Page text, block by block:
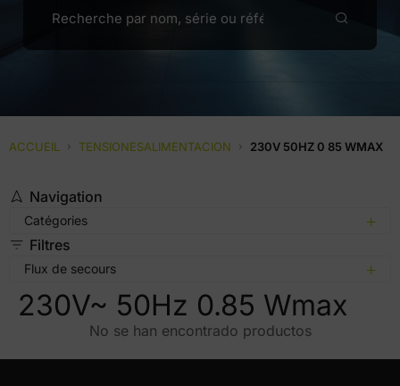
ACCUEIL › TENSIONESALIMENTACION › 230V 50HZ 0 85 WMAX
Navigation
Catégories
Filtres
Flux de secours
230V~ 50Hz 0.85 Wmax
No se han encontrado productos